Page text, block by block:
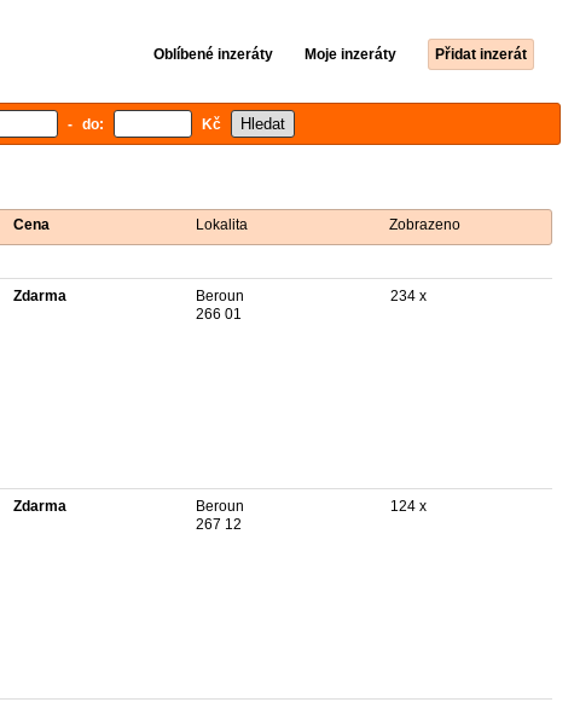
Oblíbené inzeráty Moje inzeráty Přidat inzerát
- do: Kč
Cena Lokalita Zobrazeno
Zdarma
Beroun
266 01
234 x
Zdarma
Beroun
267 12
124 x